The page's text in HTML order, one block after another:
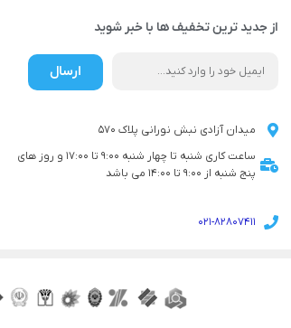
از جدید ترین تخفیف ها با خبر شوید
ارسال
میدان آزادی نبش نورانی پلاک 570
ساعت کاری شنبه تا چهار شنبه 9:00 تا 17:00 و روز های
پنج شنبه از 9:00 تا 14:00 می باشد
021-82807411